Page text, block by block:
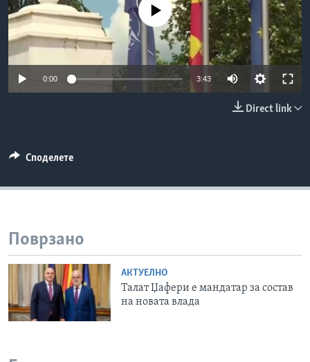
ИНТЕРВЈУА
Јазици
No media source currently available
0:00 3:43
Direct link
Споделете
Поврзано
АКТУЕЛНО
Tалат Џафери е мандатар за состав
на новата влада